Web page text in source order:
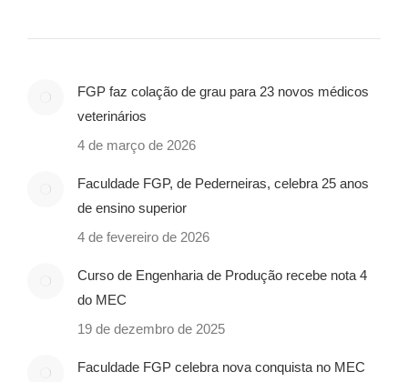
FGP faz colação de grau para 23 novos médicos
veterinários
4 de março de 2026
Faculdade FGP, de Pederneiras, celebra 25 anos
de ensino superior
4 de fevereiro de 2026
Curso de Engenharia de Produção recebe nota 4
do MEC
19 de dezembro de 2025
Faculdade FGP celebra nova conquista no MEC